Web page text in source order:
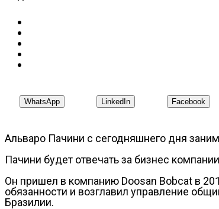
WhatsApp LinkedIn Facebook
Альваро Пачини с сегодняшнего дня
Пачини будет отвечать за бизнес
Он пришел в компанию Doosan Bobcat в
обязанности и возглавил управление
Бразилии.